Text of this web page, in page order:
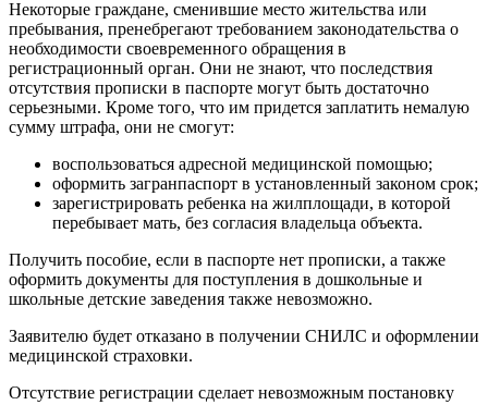
Некоторые граждане, сменившие место жительства или
пребывания, пренебрегают требованием законодательства о
необходимости своевременного обращения в
регистрационный орган. Они не знают, что последствия
отсутствия прописки в паспорте могут быть достаточно
серьезными. Кроме того, что им придется заплатить немалую
сумму штрафа, они не смогут:
воспользоваться адресной медицинской помощью;
оформить загранпаспорт в установленный законом срок;
зарегистрировать ребенка на жилплощади, в которой
перебывает мать, без согласия владельца объекта.
Получить пособие, если в паспорте нет прописки, а также
оформить документы для поступления в дошкольные и
школьные детские заведения также невозможно.
Заявителю будет отказано в получении СНИЛС и оформлении
медицинской страховки.
Отсутствие регистрации сделает невозможным постановку